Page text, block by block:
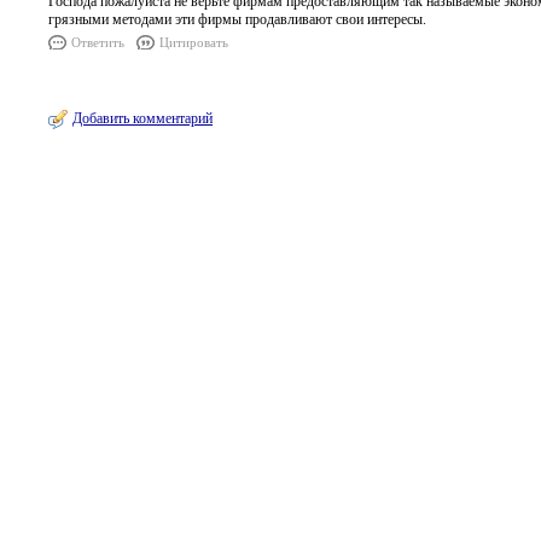
грязными методами эти фирмы продавливают свои интересы.
Ответить Цитировать
Добавить комментарий